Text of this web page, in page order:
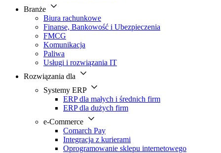
Branże
Biura rachunkowe
Finanse, Bankowość i Ubezpieczenia
FMCG
Komunikacja
Paliwa
Usługi i rozwiązania IT
Rozwiązania dla
Systemy ERP
ERP dla małych i średnich firm
ERP dla dużych firm
e-Commerce
Comarch Pay
Integracja z kurierami
Oprogramowanie sklepu internetowego